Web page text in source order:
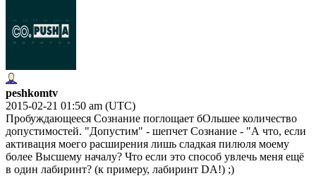
peshkomtv
2015-02-21 01:50 am (UTC)
Пробуждающееся Сознание поглощает бОльшее количество
допустимостей. "Допустим" - шепчет Сознание - "А что, если
активация моего расширения лишь сладкая пилюля моему
более Высшему началу? Что если это способ увлечь меня ещё
в один лабиринт? (к примеру, лабиринт DA!) ;)